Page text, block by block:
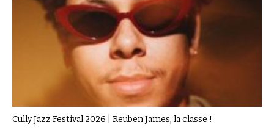
Cully Jazz Festival 2026 | Reuben James, la classe !